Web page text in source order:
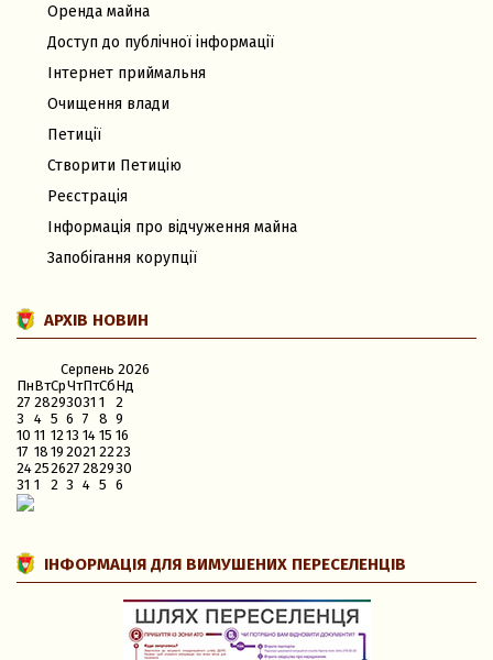
Оренда майна
Доступ до публічної інформації
Інтернет приймальня
Очищення влади
Петиції
Створити Петицію
Реєстрація
Інформація про відчуження майна
Запобігання корупції
АРХІВ НОВИН
Серпень 2026
ПнВтСрЧтПтСбНд
27 28293031 1
2
3
4 5 6 7 8 9
10 11 1213 14 15 16
17 18 19 2021 2223
24252627 282930
31 1 2 3 4 5 6
ІНФОРМАЦІЯ ДЛЯ ВИМУШЕНИХ ПЕРЕСЕЛЕНЦІВ